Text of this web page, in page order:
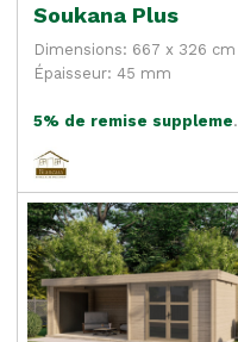
Soukana Plus
Dimensions: 667 x 326 cm
Épaisseur: 45 mm
5% de remise supplementaire